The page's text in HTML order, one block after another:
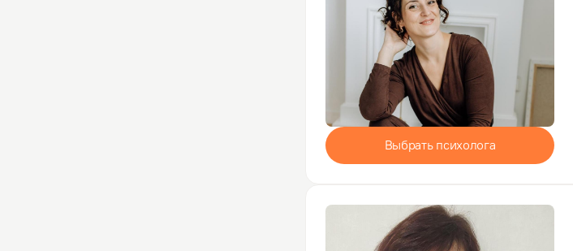
Выбрать психолога